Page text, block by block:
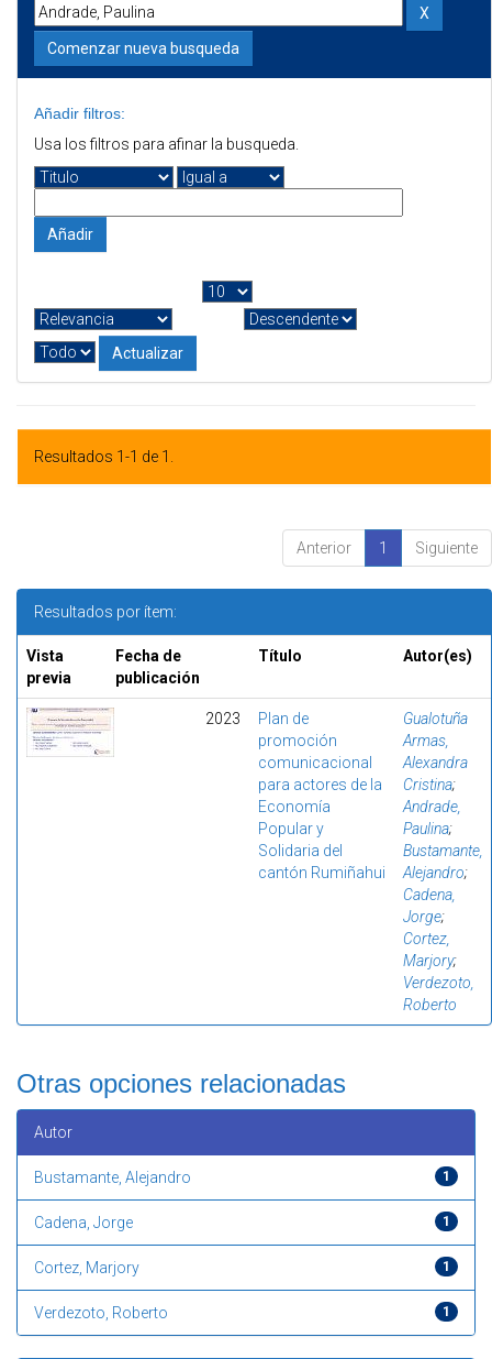
Comenzar nueva busqueda
Añadir filtros:
Usa los filtros para afinar la busqueda.
Resultados 1-1 de 1.
Anterior 1 Siguiente
Resultados por ítem:
Vista
previa
Fecha de
publicación
Título Autor(es)
2023
Plan de
promoción
comunicacional
para actores de la
Economía
Popular y
Solidaria del
cantón Rumiñahui
Gualotuña
Armas,
Alexandra
Cristina;
Andrade,
Paulina;
Bustamante,
Alejandro;
Cadena,
Jorge;
Cortez,
Marjory;
Verdezoto,
Roberto
Otras opciones relacionadas
Autor
1
Bustamante, Alejandro
1
Cadena, Jorge
1
Cortez, Marjory
1
Verdezoto, Roberto